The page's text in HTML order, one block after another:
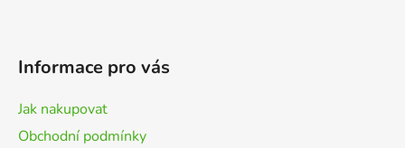
Informace pro vás
Jak nakupovat
Obchodní podmínky